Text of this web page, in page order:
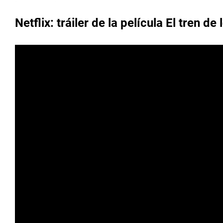
Netflix: tráiler de la película El tren de